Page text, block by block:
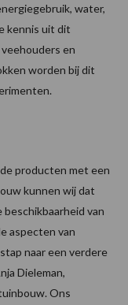
water,
kennis uit dit
en
worden bij dit
producten met een
kunnen wij dat
van
aspecten van
naar een verdere
Dieleman,
Ons